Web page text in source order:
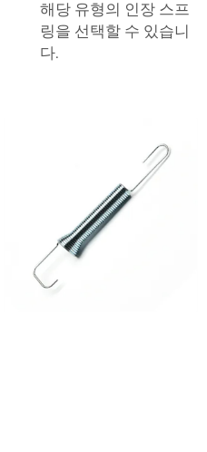
해당 유형의 인장 스프
링을 선택할 수 있습니
다.